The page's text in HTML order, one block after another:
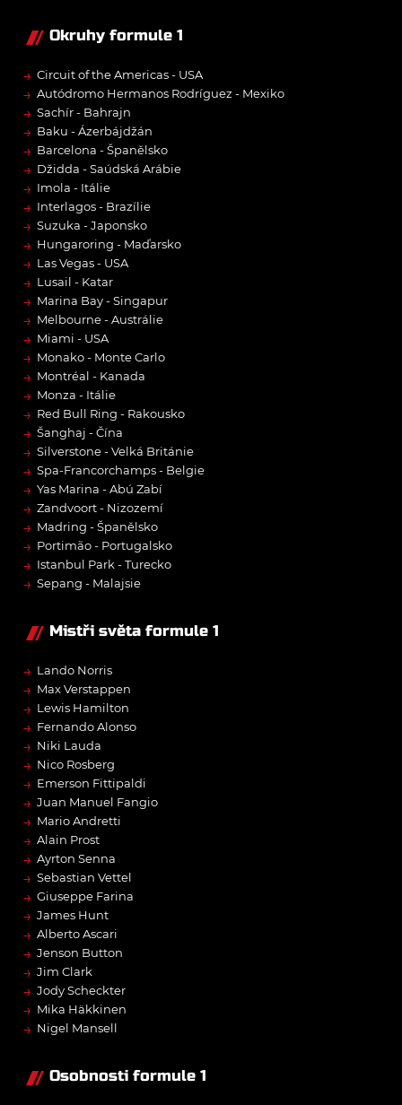
Okruhy formule 1
→ Circuit of the Americas - USA
→ Autódromo Hermanos Rodríguez - Mexiko
→ Sachír - Bahrajn
→ Baku - Ázerbájdžán
→ Barcelona - Španělsko
→ Džidda - Saúdská Arábie
→ Imola - Itálie
→ Interlagos - Brazílie
→ Suzuka - Japonsko
→ Hungaroring - Maďarsko
→ Las Vegas - USA
→ Lusail - Katar
→ Marina Bay - Singapur
→ Melbourne - Austrálie
→ Miami - USA
→ Monako - Monte Carlo
→ Montréal - Kanada
→ Monza - Itálie
→ Red Bull Ring - Rakousko
→ Šanghaj - Čína
→ Silverstone - Velká Británie
→ Spa-Francorchamps - Belgie
→ Yas Marina - Abú Zabí
→ Zandvoort - Nizozemí
→ Madring - Španělsko
→ Portimão - Portugalsko
→ Istanbul Park - Turecko
→ Sepang - Malajsie
Mistři světa formule 1
→ Lando Norris
→ Max Verstappen
→ Lewis Hamilton
→ Fernando Alonso
→ Niki Lauda
→ Nico Rosberg
→ Emerson Fittipaldi
→ Juan Manuel Fangio
→ Mario Andretti
→ Alain Prost
→ Ayrton Senna
→ Sebastian Vettel
→ Giuseppe Farina
→ James Hunt
→ Alberto Ascari
→ Jenson Button
→ Jim Clark
→ Jody Scheckter
→ Mika Häkkinen
→ Nigel Mansell
Osobnosti formule 1